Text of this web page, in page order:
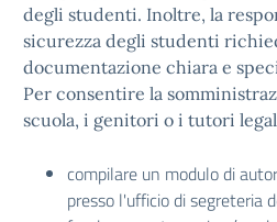
degli studenti. Inoltre, la
sicurezza degli studenti
documentazione chiara e
Per consentire la
scuola, i genitori o i tutori
compilare un modulo di
presso l'ufficio di segreteria